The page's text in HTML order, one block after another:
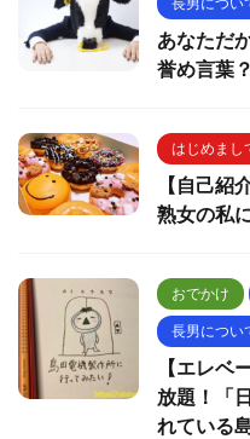
あなただ
誉め言葉？
はじめまし
【自己紹
熟女の私
おでかけ
長男につい
【エレ
放題！「
れている